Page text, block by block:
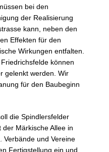
bei den
der Realisierung
kann, neben den
Effekten für den
Wirkungen entfalten.
können
gelenkt werden. Wir
für den Baubeginn
die Spindlersfelder
Märkische Allee in
Verbände und Vereine
Fertigstellung ein und